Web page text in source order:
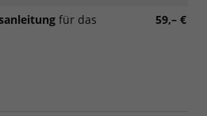
59,– €
für das